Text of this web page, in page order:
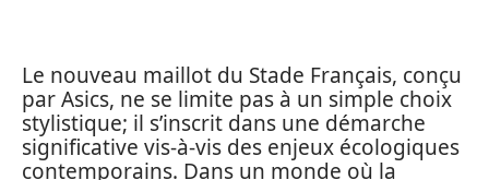
Le nouveau maillot du Stade Français, conçu
par Asics, ne se limite pas à un simple choix
stylistique; il s’inscrit dans une démarche
significative vis-à-vis des enjeux écologiques
contemporains. Dans un monde où la